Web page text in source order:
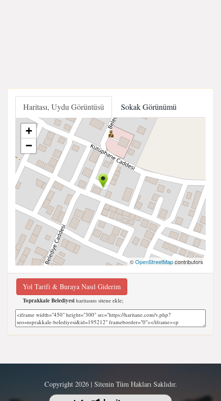
Haritası, Uydu Görüntüsü Sokak Görünümü
+
−
©OpenStreetMapcontributors
Yol Tarifi & Buraya Nasıl Giderim
Toprakkale Belediyesi haritasını sitene ekle;
Copyright 2026 | Sitenin Tüm Hakları Saklıdır.